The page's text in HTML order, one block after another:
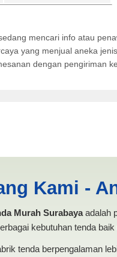
mencari info atau
yang menjual aneka
dengan pengiriman
Kami -
Murah Surabayaadalah
kebutuhan tenda
tenda berpengalaman